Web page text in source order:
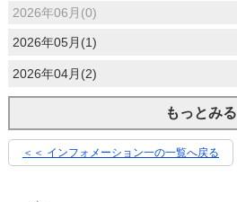
2026年06月(0)
2026年05月(1)
2026年04月(2)
もっとみる
＜＜ インフォメーション一の一覧へ戻る